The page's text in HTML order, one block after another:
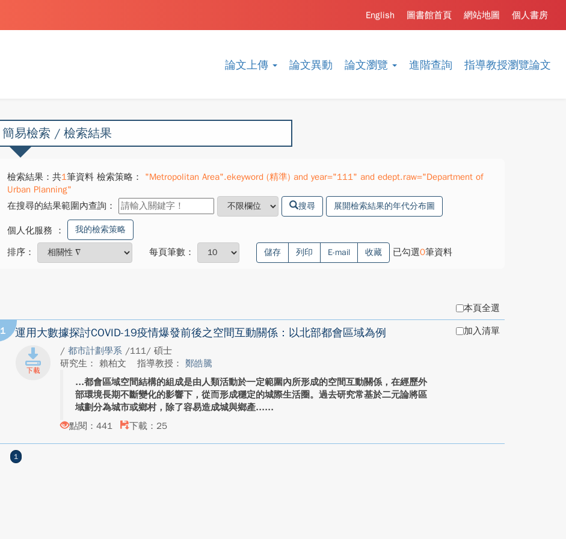
論文上傳 論文異動 論文瀏覽 進階查詢 指導教授瀏覽論文
個人書房
網站地圖
圖書館首頁
English
簡易檢索 / 檢索結果
檢索結果：共1筆資料 檢索策略：
"Metropolitan Area".ekeyword (精準) and year="111" and edept.raw="Department of
Urban Planning"
在搜尋的結果範圍內查詢：
搜尋 展開檢索結果的年代分布圖
個人化服務 ： 我的檢索策略
排序： 每頁筆數： 儲存 列印 E-mail 收藏 已勾選0筆資料
本頁全選
1 運用大數據探討COVID-19疫情爆發前後之空間互動關係：以北部都會區域為例
/ 都市計劃學系 /111/ 碩士
研究生： 賴柏文
指導教授： 鄭皓騰
都會區域空間結構的組成是由人類活動於一定範圍內所形成的空間互動關係，在經歷外
部環境長期不斷變化的影響下，從而形成穩定的城際生活圈。過去研究常基於二元論將區
域劃分為城市或鄉村，除了容易造成城與鄉產...
點閱：441
下載：25
加入清單
1